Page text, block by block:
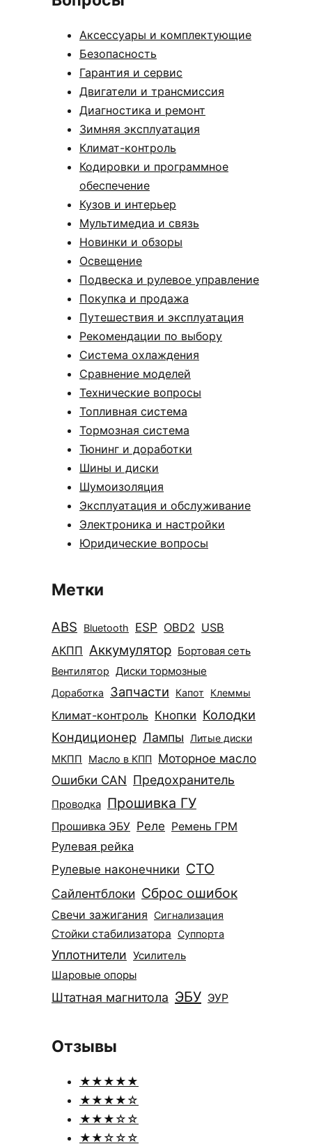
Аксессуары и комплектующие
Безопасность
Гарантия и сервис
Двигатели и трансмиссия
Диагностика и ремонт
Зимняя эксплуатация
Климат-контроль
Кодировки и программное
обеспечение
Кузов и интерьер
Мультимедиа и связь
Новинки и обзоры
Освещение
Подвеска и рулевое управление
Покупка и продажа
Путешествия и эксплуатация
Рекомендации по выбору
Система охлаждения
Сравнение моделей
Технические вопросы
Топливная система
Тормозная система
Тюнинг и доработки
Шины и диски
Шумоизоляция
Эксплуатация и обслуживание
Электроника и настройки
Юридические вопросы
Метки
ABS Bluetooth ESP OBD2 USB
АКПП Аккумулятор Бортовая сеть
Вентилятор Диски тормозные
Доработка Запчасти Капот Клеммы
Климат-контроль Кнопки Колодки
Кондиционер Лампы Литые диски
МКПП Масло в КПП
Моторное масло
Ошибки CAN Предохранитель
Проводка Прошивка ГУ
Прошивка ЭБУ Реле Ремень ГРМ
Рулевая рейка
Рулевые наконечники СТО
Сайлентблоки Сброс ошибок
Свечи зажигания Сигнализация
Стойки стабилизатора Суппорта
Уплотнители Усилитель
Шаровые опоры
Штатная магнитола ЭБУ ЭУР
Отзывы
★★★★★
★★★★☆
★★★☆☆
★★☆☆☆